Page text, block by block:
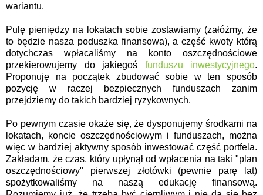
wariantu.
Pulę pieniędzy na lokatach sobie zostawiamy (załóżmy, że
to będzie nasza poduszka finansowa), a część kwoty którą
dotychczas wpłacaliśmy na konto oszczędnościowe
przekierowujemy do jakiegoś funduszu inwestycyjnego.
Proponuję na początek zbudować sobie w ten sposób
pozycję w raczej bezpiecznych funduszach zanim
przejdziemy do takich bardziej ryzykownych.
Po pewnym czasie okaże się, że dysponujemy środkami na
lokatach, koncie oszczędnościowym i funduszach, można
więc w bardziej aktywny sposób inwestować część portfela.
Zakładam, że czas, który upłynął od wpłacenia na taki "plan
oszczędnościowy" pierwszej złotówki (pewnie parę lat)
spożytkowaliśmy na naszą edukację finansową.